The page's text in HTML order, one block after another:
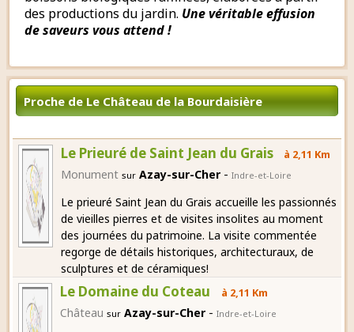
des productions du jardin. Une véritable effusion
de saveurs vous attend !
Proche de Le Château de la Bourdaisière
Le Prieuré de Saint Jean du Grais à 2,11 Km
Monument sur Azay-sur-Cher - Indre-et-Loire
Le prieuré Saint Jean du Grais accueille les passionnés
de vieilles pierres et de visites insolites au moment
des journées du patrimoine. La visite commentée
regorge de détails historiques, architecturaux, de
sculptures et de céramiques!
Le Domaine du Coteau à 2,11 Km
Château sur Azay-sur-Cher -Indre-et-Loire